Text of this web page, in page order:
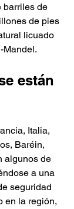
barriles de
de pies
licuado
Mandel.
están
Italia,
Baréin,
algunos de
a una
seguridad
en la región,